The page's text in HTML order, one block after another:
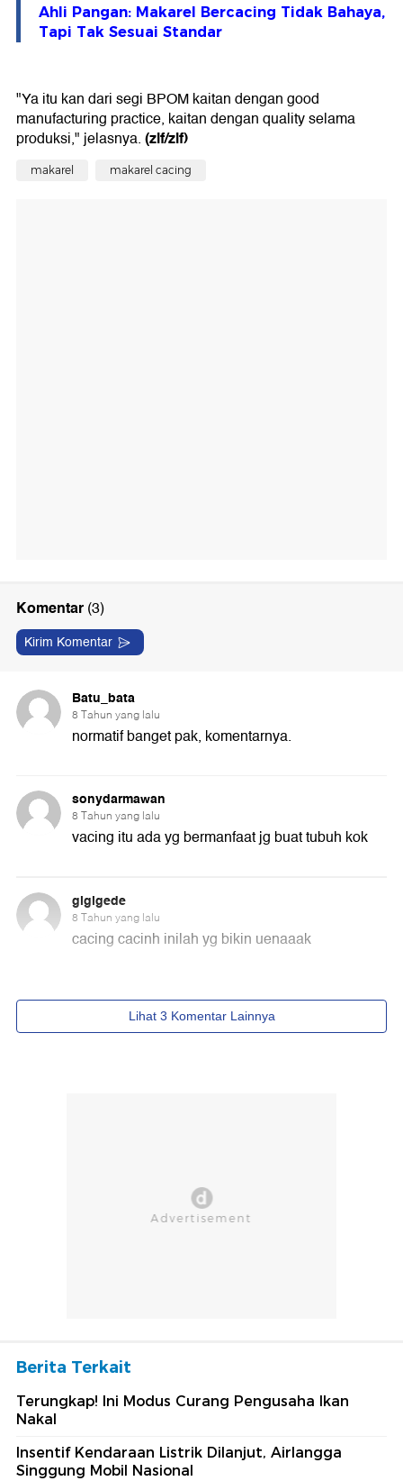
Ahli Pangan: Makarel Bercacing Tidak Bahaya,
Tapi Tak Sesuai Standar
"Ya itu kan dari segi BPOM kaitan dengan good
manufacturing practice, kaitan dengan quality selama
produksi," jelasnya.(zlf/zlf)
makarel makarel cacing
Berita Terkait
Terungkap! Ini Modus Curang Pengusaha Ikan
Nakal
Insentif Kendaraan Listrik Dilanjut, Airlangga
Singgung Mobil Nasional